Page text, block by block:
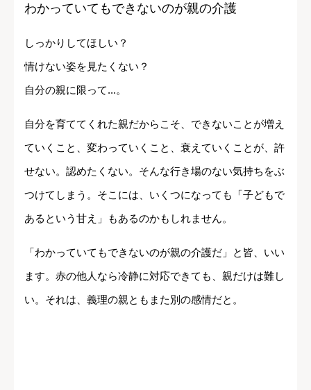
わかっていてもできないのが親の介護
しっかりしてほしい？
情けない姿を見たくない？
自分の親に限って...。
自分を育ててくれた親だからこそ、できないことが増え
ていくこと、変わっていくこと、衰えていくことが、許
せない。認めたくない。そんな行き場のない気持ちをぶ
つけてしまう。そこには、いくつになっても「子どもで
あるという甘え」もあるのかもしれません。
「わかっていてもできないのが親の介護だ」と皆、いい
ます。赤の他人なら冷静に対応できても、親だけは難し
い。それは、義理の親ともまた別の感情だと。